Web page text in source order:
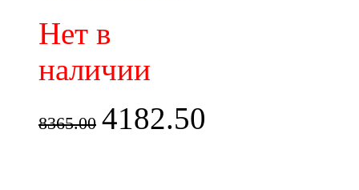
Нет в
наличии
8365.00 4182.50